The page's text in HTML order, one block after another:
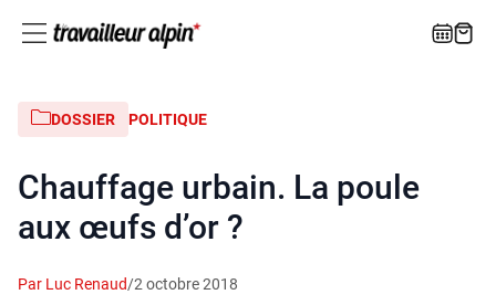
DOSSIER POLITIQUE
Chauffage urbain. La poule
aux œufs d’or ?
Par Luc Renaud/2 octobre 2018